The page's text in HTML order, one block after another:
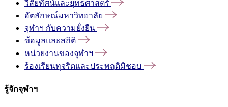
วิสัยทัศน์และยุทธศาสตร์
อัตลักษณ์มหาวิทยาลัย
จุฬาฯ กับความยั่งยืน
ข้อมูลและสถิติ
หน่วยงานของจุฬาฯ
ร้องเรียนทุจริตและประพฤติมิชอบ
รู้จักจุฬาฯ